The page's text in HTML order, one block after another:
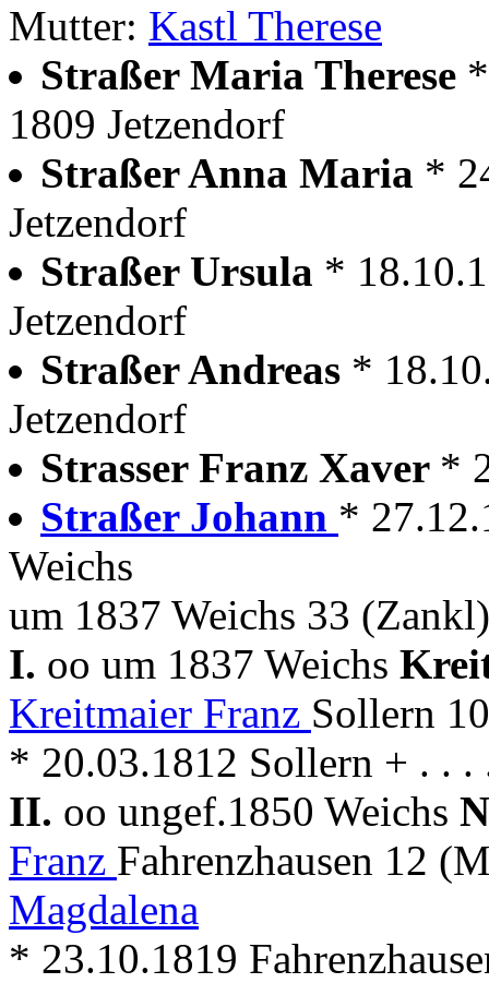
Mutter: Kastl Therese
Straßer Maria Therese
1809 Jetzendorf
Straßer Anna Maria *
Jetzendorf
Straßer Ursula *
Jetzendorf
Straßer Andreas *
Jetzendorf
Strasser Franz Xaver *
Straßer Johann *
Weichs
um 1837 Weichs 33 (Zankl)
I. oo um 1837 Weichs
Kreitmaier Franz Sollern
* 20.03.1812 Sollern + . . .
II. oo ungef.1850 Weichs
Franz Fahrenzhausen 12
Magdalena
* 23.10.1819